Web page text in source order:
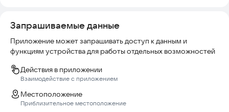
Запрашиваемые данные
Приложение может запрашивать доступ к данным и
функциям устройства для работы отдельных возможностей
Действия в приложении
Взаимодействие с приложением
Местоположение
Приблизительное местоположение